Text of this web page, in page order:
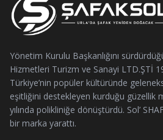
Yönetim Kurulu Başkanlığını
Hizmetleri Turizm ve Sanayi LTD.ŞTİ
Türkiye’nin popüler kültüründe
eşitliğini destekleyen kurduğu güzellik
yılında polikliniğe dönüştürdü. Sol’
bir marka yarattı.